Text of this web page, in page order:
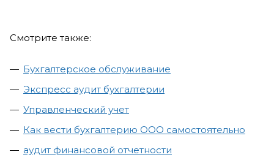
Смотрите также:
Бухгалтерское обслуживание
Экспресс аудит бухгалтерии
Управленческий учет
Как вести бухгалтерию ООО самостоятельно
аудит финансовой отчетности